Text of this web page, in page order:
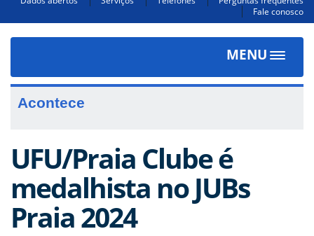
Fale conosco
MENU
Toggle
Acontece
UFU/Praia Clube é
medalhista no JUBs
Praia 2024